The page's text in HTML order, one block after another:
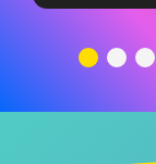
testo,
significato